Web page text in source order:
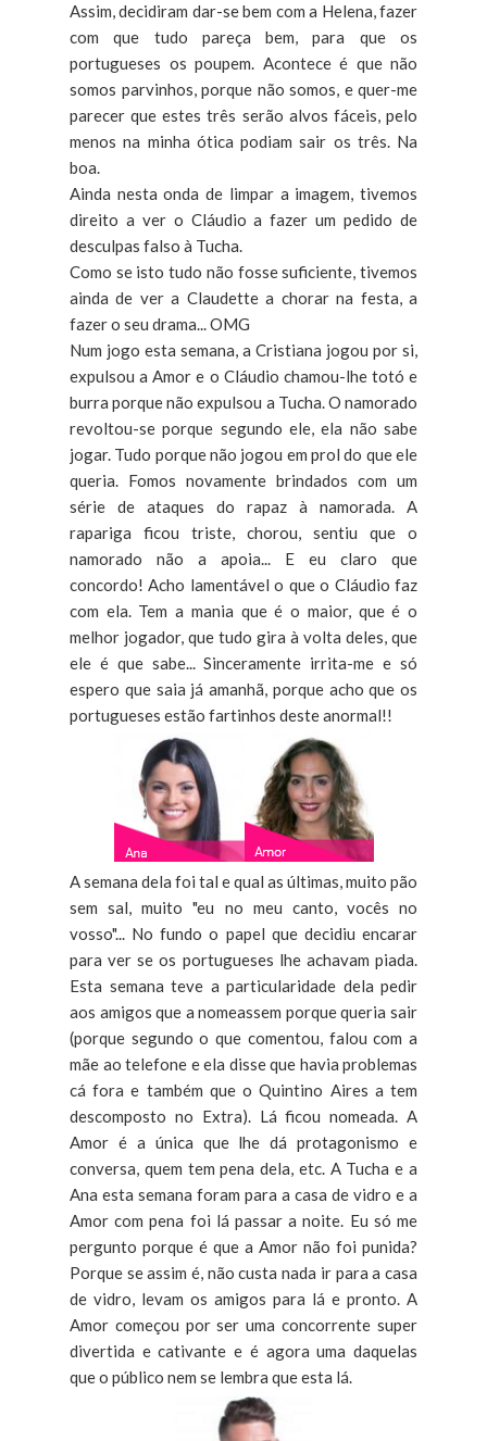
Assim, decidiram dar-se bem com a Helena, fazer
com que tudo pareça bem, para que os
portugueses os poupem. Acontece é que não
somos parvinhos, porque não somos, e quer-me
parecer que estes três serão alvos fáceis, pelo
menos na minha ótica podiam sair os três. Na
boa.
Ainda nesta onda de limpar a imagem, tivemos
direito a ver o Cláudio a fazer um pedido de
desculpas falso à Tucha.
Como se isto tudo não fosse suficiente, tivemos
ainda de ver a Claudette a chorar na festa, a
fazer o seu drama... OMG
Num jogo esta semana, a Cristiana jogou por si,
expulsou a Amor e o Cláudio chamou-lhe totó e
burra porque não expulsou a Tucha. O namorado
revoltou-se porque segundo ele, ela não sabe
jogar. Tudo porque não jogou em prol do que ele
queria. Fomos novamente brindados com um
série de ataques do rapaz à namorada. A
rapariga ficou triste, chorou, sentiu que o
namorado não a apoia... E eu claro que
concordo! Acho lamentável o que o Cláudio faz
com ela. Tem a mania que é o maior, que é o
melhor jogador, que tudo gira à volta deles, que
ele é que sabe... Sinceramente irrita-me e só
espero que saia já amanhã, porque acho que os
portugueses estão fartinhos deste anormal!!
A semana dela foi tal e qual as últimas, muito pão
sem sal, muito "eu no meu canto, vocês no
vosso"... No fundo o papel que decidiu encarar
para ver se os portugueses lhe achavam piada.
Esta semana teve a particularidade dela pedir
aos amigos que a nomeassem porque queria sair
(porque segundo o que comentou, falou com a
mãe ao telefone e ela disse que havia problemas
cá fora e também que o Quintino Aires a tem
descomposto no Extra). Lá ficou nomeada. A
Amor é a única que lhe dá protagonismo e
conversa, quem tem pena dela, etc. A Tucha e a
Ana esta semana foram para a casa de vidro e a
Amor com pena foi lá passar a noite. Eu só me
pergunto porque é que a Amor não foi punida?
Porque se assim é, não custa nada ir para a casa
de vidro, levam os amigos para lá e pronto. A
Amor começou por ser uma concorrente super
divertida e cativante e é agora uma daquelas
que o público nem se lembra que esta lá.